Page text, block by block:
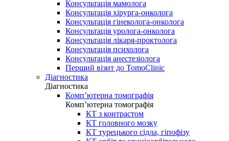
Консультація мамолога
Консультація хірурга-онколога
Консультація гінеколога-онколога
Консультація уролога-онколога
Консультація лікаря-проктолога
Консультація психолога
Консультація анестезіолога
Перший візит до TomoClinic
Діагностика
Діагностика
Комп’ютерна томографія
Комп’ютерна томографія
КТ з контрастом
КТ головного мозку
КТ турецького сідла, гіпофізу